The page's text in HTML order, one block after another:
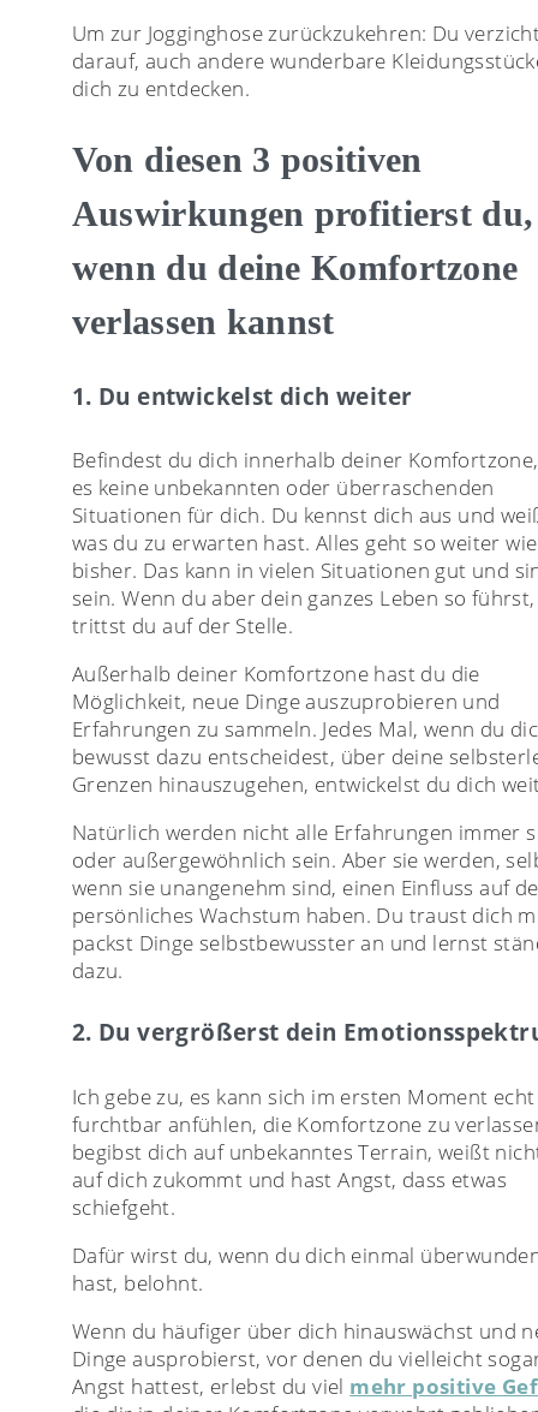
Um zur Jogginghose zurückzukehren: Du
darauf, auch andere wunderbare
dich zu entdecken.
Von diesen 3 positiven
Auswirkungen profitierst du,
wenn du deine Komfortzone
verlassen kannst
1. Du entwickelst dich weiter
Befindest du dich innerhalb deiner
es keine unbekannten oder überraschenden
Situationen für dich. Du kennst dich aus und
was du zu erwarten hast. Alles geht so weiter wie
bisher. Das kann in vielen Situationen gut und
sein. Wenn du aber dein ganzes Leben so führst,
trittst du auf der Stelle.
Außerhalb deiner Komfortzone hast du die
Möglichkeit, neue Dinge auszuprobieren und
Erfahrungen zu sammeln. Jedes Mal, wenn du
bewusst dazu entscheidest, über deine
Grenzen hinauszugehen, entwickelst du dich
Natürlich werden nicht alle Erfahrungen immer
oder außergewöhnlich sein. Aber sie werden,
wenn sie unangenehm sind, einen Einfluss auf
persönliches Wachstum haben. Du traust dich
packst Dinge selbstbewusster an und lernst
dazu.
2. Du vergrößerst dein
Ich gebe zu, es kann sich im ersten Moment echt
furchtbar anfühlen, die Komfortzone zu
begibst dich auf unbekanntes Terrain, weißt
auf dich zukommt und hast Angst, dass etwas
schiefgeht.
Dafür wirst du, wenn du dich einmal
hast, belohnt.
Wenn du häufiger über dich hinauswächst und
Dinge ausprobierst, vor denen du vielleicht
Angst hattest, erlebst du viel mehr positive